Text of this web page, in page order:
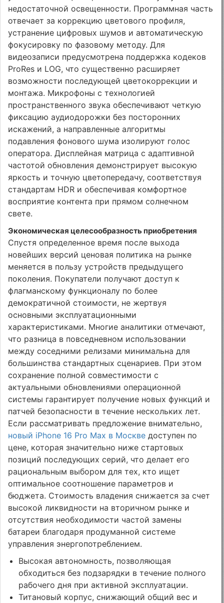
недостаточной освещенности. Программная часть
отвечает за коррекцию цветового профиля,
устранение цифровых шумов и автоматическую
фокусировку по фазовому методу. Для
видеозаписи предусмотрена поддержка кодеков
ProRes и LOG, что существенно расширяет
возможности последующей цветокоррекции и
монтажа. Микрофоны с технологией
пространственного звука обеспечивают четкую
фиксацию аудиодорожки без посторонних
искажений, а направленные алгоритмы
подавления фонового шума изолируют голос
оператора. Дисплейная матрица с адаптивной
частотой обновления демонстрирует высокую
яркость и точную цветопередачу, соответствуя
стандартам HDR и обеспечивая комфортное
восприятие контента при прямом солнечном
свете.
Экономическая целесообразность приобретения
Спустя определенное время после выхода
новейших версий ценовая политика на рынке
меняется в пользу устройств предыдущего
поколения. Покупатели получают доступ к
флагманскому функционалу по более
демократичной стоимости, не жертвуя
основными эксплуатационными
характеристиками. Многие аналитики отмечают,
что разница в повседневном использовании
между соседними релизами минимальна для
большинства стандартных сценариев. При этом
сохранение полной совместимости с
актуальными обновлениями операционной
системы гарантирует получение новых функций и
патчей безопасности в течение нескольких лет.
Если рассматривать предложение внимательно,
новый iPhone 16 Pro Max в Москве доступен по
цене, которая значительно ниже стартовых
позиций последующих серий, что делает его
рациональным выбором для тех, кто ищет
оптимальное соотношение параметров и
бюджета. Стоимость владения снижается за счет
высокой ликвидности на вторичном рынке и
отсутствия необходимости частой замены
батареи благодаря продуманной системе
управления энергопотреблением.
Высокая автономность, позволяющая
обходиться без подзарядки в течение полного
рабочего дня при активной эксплуатации.
Титановый корпус, снижающий общий вес и